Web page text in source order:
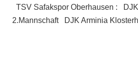
TSV Safakspor Oberhausen :
2.Mannschaft DJK Arminia